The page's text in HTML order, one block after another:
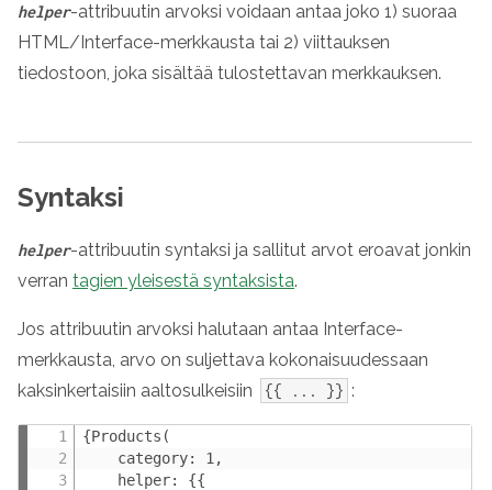
helper-attribuutin arvoksi voidaan antaa joko 1) suoraa
HTML/Interface-merkkausta tai 2) viittauksen
tiedostoon, joka sisältää tulostettavan merkkauksen.
Syntaksi
helper-attribuutin syntaksi ja sallitut arvot eroavat jonkin
verran tagien yleisestä syntaksista.
Jos attribuutin arvoksi halutaan antaa Interface-
merkkausta, arvo on suljettava kokonaisuudessaan
kaksinkertaisiin aaltosulkeisiin
{{ ... }} :
{Products(
    category: 1,
    helper: {{